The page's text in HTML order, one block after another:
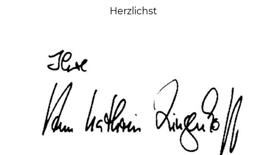
Herzlichst